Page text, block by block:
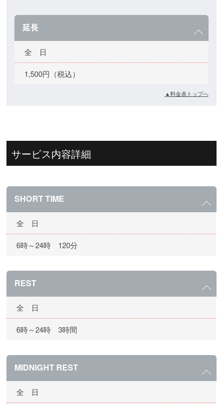
延長
全 日
1,500円（税込）
▲料金表トップへ
サービス内容詳細
SHORT TIME
全 日
6時～24時 120分
REST
全 日
6時～24時 3時間
MIDNIGHT REST
全 日